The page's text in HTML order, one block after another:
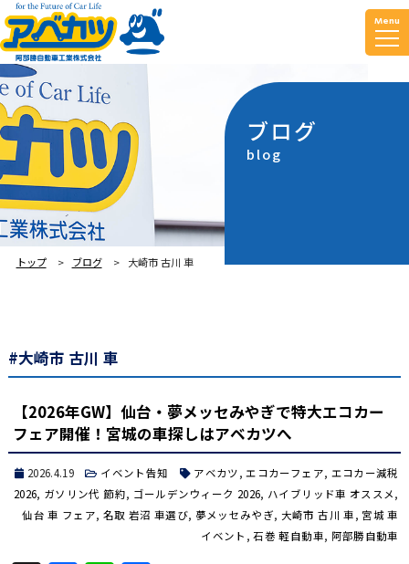
Menu
ブログ
blog
トップ ブログ 大崎市 古川 車
#大崎市 古川 車
【2026年GW】仙台・夢メッセみやぎで特大エコカー
フェア開催！宮城の車探しはアベカツへ
2026.4.19 イベント告知 アベカツ,エコカーフェア, エコカー減税
2026, ガソリン代 節約, ゴールデンウィーク 2026, ハイブリッド車 オススメ,
仙台 車 フェア, 名取 岩沼 車選び, 夢メッセみやぎ, 大崎市 古川 車, 宮城 車
イベント ,石巻 軽自動車, 阿部勝自動車